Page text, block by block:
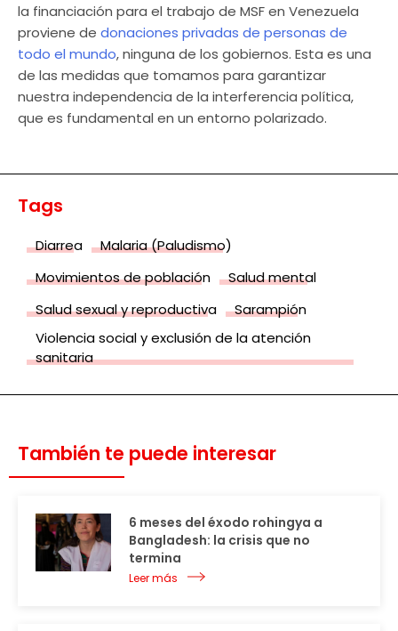
la financiación para el trabajo de MSF en Venezuela
proviene de donaciones privadas de personas de
todo el mundo, ninguna de los gobiernos. Esta es una
de las medidas que tomamos para garantizar
nuestra independencia de la interferencia política,
que es fundamental en un entorno polarizado.
Tags
Diarrea
Malaria (Paludismo)
Movimientos de población
Salud mental
Salud sexual y reproductiva
Sarampión
Violencia social y exclusión de la atención
sanitaria
También te puede interesar
6 meses del éxodo rohingya a
Bangladesh: la crisis que no
termina
Leer más